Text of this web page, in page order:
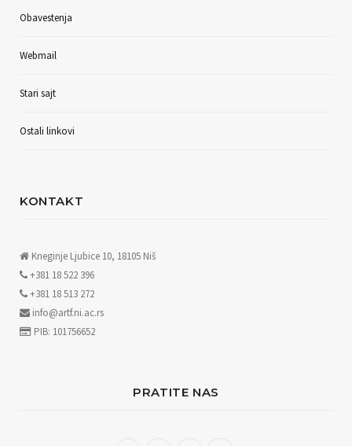
Obavestenja
Webmail
Stari sajt
Ostali linkovi
KONTAKT
Kneginje Ljubice 10, 18105 Niš
+381 18 522 396
+381 18 513 272
info@artf.ni.ac.rs
PIB: 101756652
PRATITE NAS